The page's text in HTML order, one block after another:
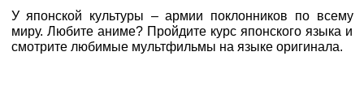
У японской культуры – армии поклонников по всему
миру. Любите аниме? Пройдите курс японского языка и
смотрите любимые мультфильмы на языке оригинала.